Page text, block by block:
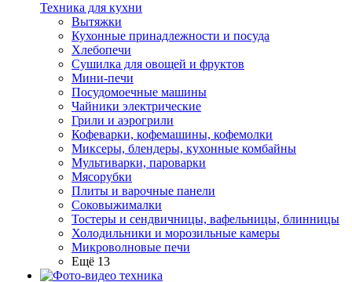
Техника для кухни
Вытяжки
Кухонные принадлежности и посуда
Хлебопечи
Сушилка для овощей и фруктов
Мини-печи
Посудомоечные машины
Чайники электрические
Грили и аэрогрили
Кофеварки, кофемашины, кофемолки
Миксеры, блендеры, кухонные комбайны
Мультиварки, пароварки
Мясорубки
Плиты и варочные панели
Соковыжималки
Тостеры и сендвичницы, вафельницы, блинницы
Холодильники и морозильные камеры
Микроволновые печи
Ещё 13